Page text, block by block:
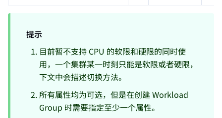
提示
目前暂不支持 CPU 的软限和硬限的同时使
用，一个集群某一时刻只能是软限或者硬限，
下文中会描述切换方法。
所有属性均为可选，但是在创建 Workload
Group 时需要指定至少一个属性。